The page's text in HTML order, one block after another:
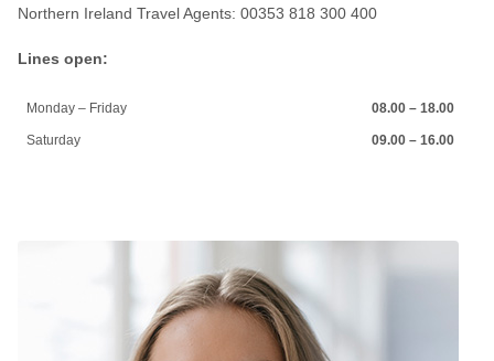
Northern Ireland Travel Agents: 00353 818 300 400
Lines open:
Monday – Friday 08.00 – 18.00
Saturday 09.00 – 16.00